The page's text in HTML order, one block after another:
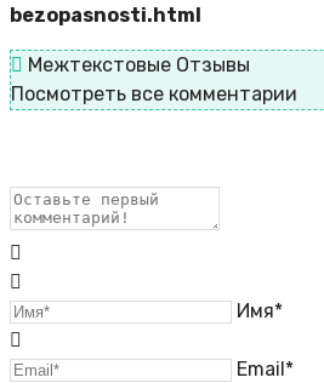
bezopasnosti.html
Межтекстовые Отзывы
Посмотреть все комментарии
Имя*
Email*